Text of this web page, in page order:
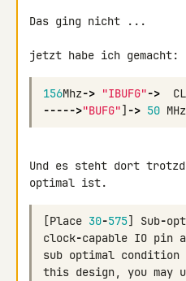
Das ging nicht ...
156Mhz-> "IBUFG"->
----->"BUFG"] -> 50 MHz
Und es steht dort
[Place 30-575] Sub-
clock-capable IO pin
sub optimal condition
this design, you may